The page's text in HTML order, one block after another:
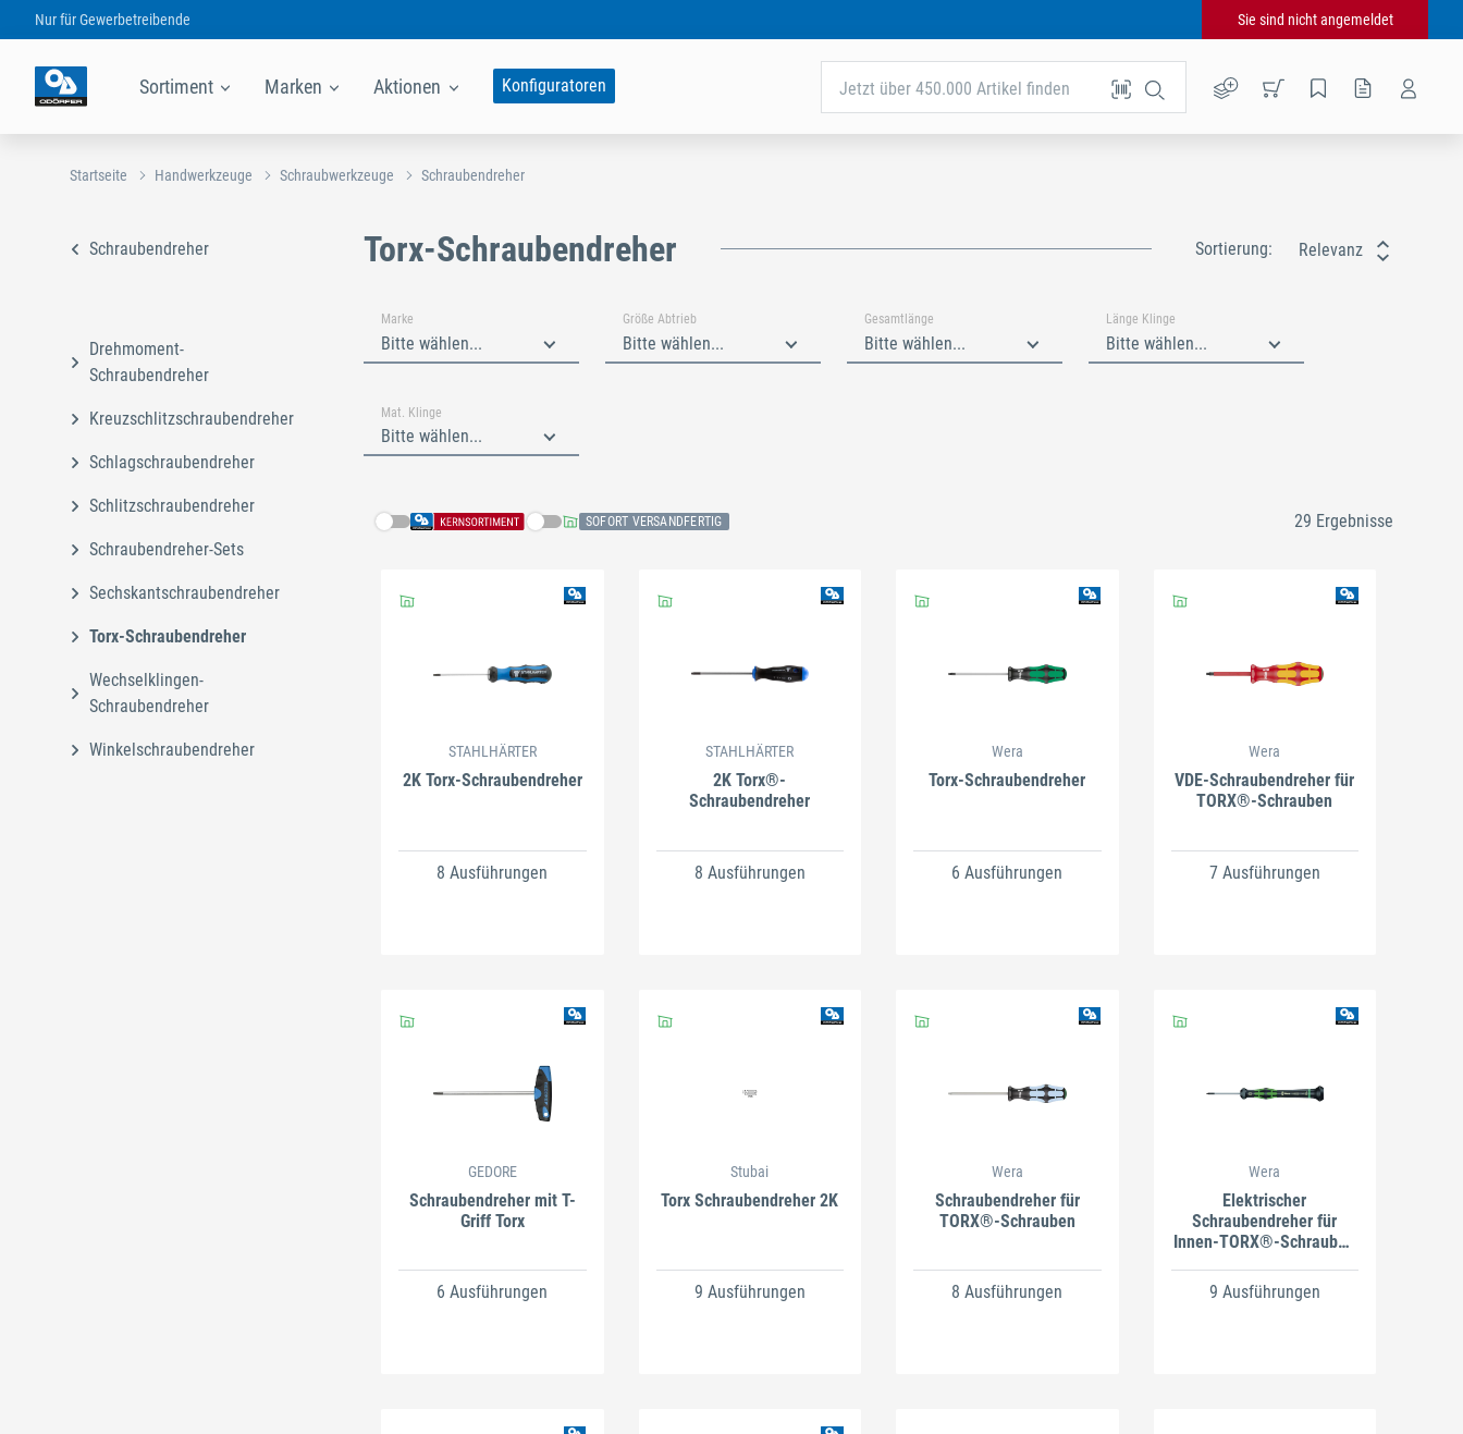
Nur fürGewerbetreibende Sie sind nicht angemeldet
Sortiment Marken Aktionen Konfiguratoren Jetzt über 450.000 Artikel finden
Startseite Handwerkzeuge Schraubwerkzeuge Schraubendreher
Schraubendreher
Drehmoment-
Schraubendreher
Kreuzschlitzschraubendreher
Schlagschraubendreher
Schlitzschraubendreher
Schraubendreher-Sets
Sechskantschraubendreher
Torx-Schraubendreher
Wechselklingen-
Schraubendreher
Winkelschraubendreher
Torx-Schraubendreher Sortierung: Relevanz
Marke
Bitte wählen...
Größe Abtrieb
Bitte wählen...
Gesamtlänge
Bitte wählen...
Länge Klinge
Bitte wählen...
Mat. Klinge
Bitte wählen...
SOFORT VERSANDFERTIG 29 Ergebnisse
STAHLHÄRTER
2K Torx-Schraubendreher
8 Ausführungen
STAHLHÄRTER
2K Torx®-
Schraubendreher
8 Ausführungen
Wera
Torx-Schraubendreher
6 Ausführungen
Wera
VDE-Schraubendreher für
TORX®-Schrauben
7 Ausführungen
GEDORE
Schraubendreher mit T-
Griff Torx
6 Ausführungen
Stubai
Torx Schraubendreher 2K
9 Ausführungen
Wera
Schraubendreher für
TORX®-Schrauben
8 Ausführungen
Wera
Elektrischer
Schraubendreher für
Innen-TORX®-Schrauben
9 Ausführungen